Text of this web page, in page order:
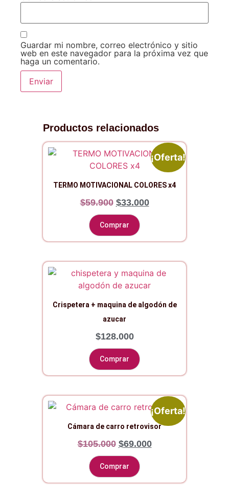
Guardar mi nombre, correo electrónico y sitio
web en este navegador para la próxima vez que
haga un comentario.
Productos relacionados
¡Oferta!
TERMO MOTIVACIONAL COLORES x4
$59.900 $33.000
Comprar
Crispetera + maquina de algodón de
azucar
$128.000
Comprar
¡Oferta!
Cámara de carro retrovisor
$105.000 $69.000
Comprar